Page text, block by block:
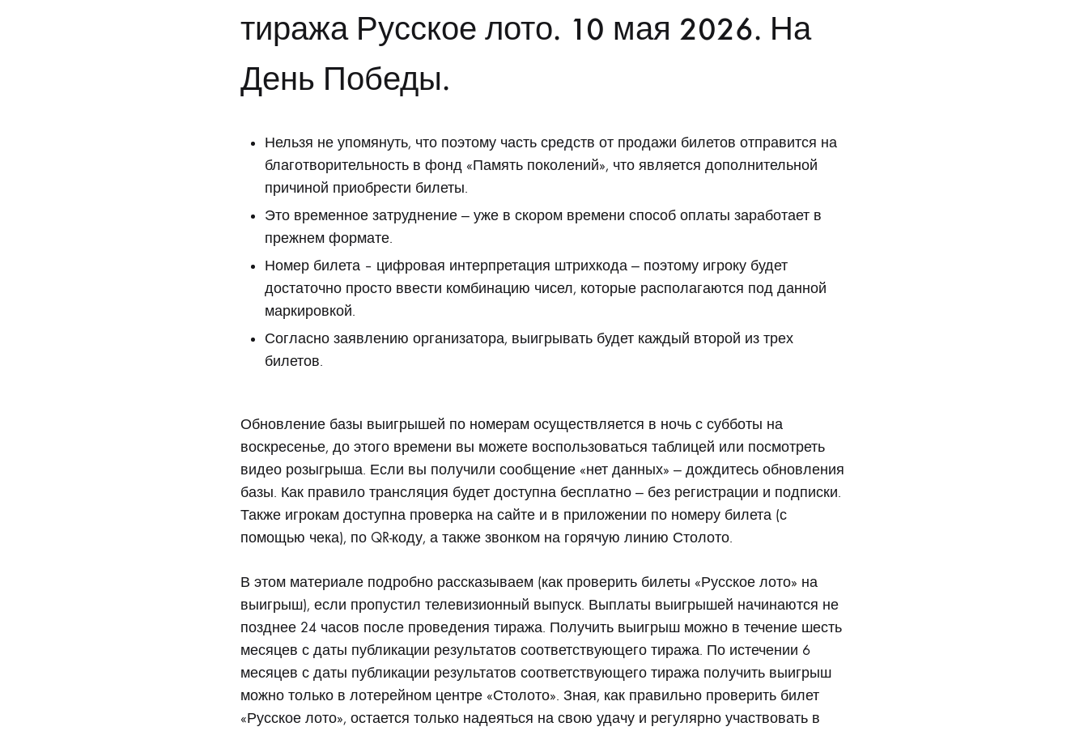
тиража Русское лото. 10 мая 2026. На
День Победы.
Нельзя не упомянуть, что поэтому часть средств от продажи билетов отправится на
благотворительность в фонд «Память поколений», что является дополнительной
причиной приобрести билеты.
Это временное затруднение — уже в скором времени способ оплаты заработает в
прежнем формате.
Номер билета – цифровая интерпретация штрихкода — поэтому игроку будет
достаточно просто ввести комбинацию чисел, которые располагаются под данной
маркировкой.
Согласно заявлению организатора, выигрывать будет каждый второй из трех
билетов.
Обновление базы выигрышей по номерам осуществляется в ночь с субботы на
воскресенье, до этого времени вы можете воспользоваться таблицей или посмотреть
видео розыгрыша. Если вы получили сообщение «нет данных» — дождитесь обновления
базы. Как правило трансляция будет доступна бесплатно — без регистрации и подписки.
Также игрокам доступна проверка на сайте и в приложении по номеру билета (с
помощью чека), по QR-коду, а также звонком на горячую линию Столото.
В этом материале подробно рассказываем (как проверить билеты «Русское лото» на
выигрыш), если пропустил телевизионный выпуск. Выплаты выигрышей начинаются не
позднее 24 часов после проведения тиража. Получить выигрыш можно в течение шесть
месяцев с даты публикации результатов соответствующего тиража. По истечении 6
месяцев с даты публикации результатов соответствующего тиража получить выигрыш
можно только в лотерейном центре «Столото». Зная, как правильно проверить билет
«Русское лото», остается только надеяться на свою удачу и регулярно участвовать в